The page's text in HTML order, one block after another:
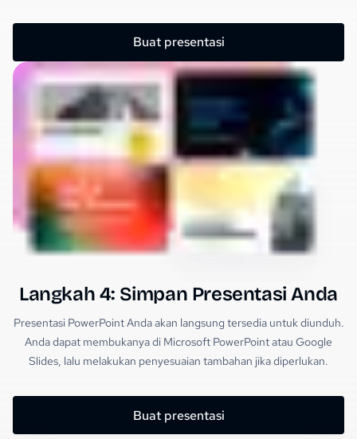
Buat presentasi
Langkah 4: Simpan Presentasi Anda
Presentasi PowerPoint Anda akan langsung tersedia untuk diunduh.
Anda dapat membukanya di Microsoft PowerPoint atau Google
Slides, lalu melakukan penyesuaian tambahan jika diperlukan.
Buat presentasi